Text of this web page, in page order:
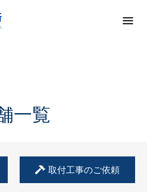
一覧
取付工事のご依頼